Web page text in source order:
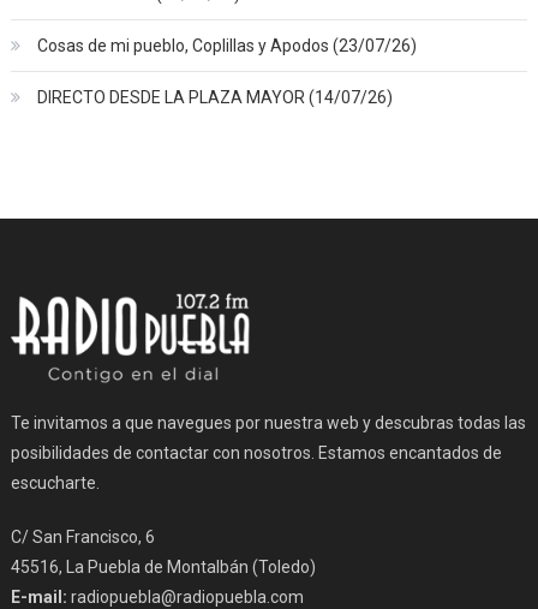
Cosas de mi pueblo, Coplillas y Apodos (23/07/26)
DIRECTO DESDE LA PLAZA MAYOR (14/07/26)
Te invitamos a que navegues por nuestra web y descubras todas las
posibilidades de contactar con nosotros. Estamos encantados de
escucharte.
C/ San Francisco, 6
45516, La Puebla de Montalbán (Toledo)
E-mail: radiopuebla@radiopuebla.com